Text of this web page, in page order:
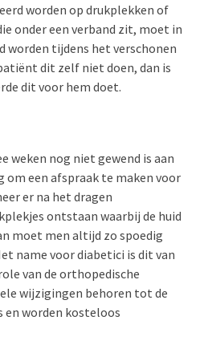
worden op drukplekken of
onder een verband zit, moet in
worden tijdens het verschonen
dit zelf niet doen, dan is
dit voor hem doet.
weken nog niet gewend is aan
om een afspraak te maken voor
er na het dragen
ontstaan waarbij de huid
moet men altijd zo spoedig
name voor diabetici is dit van
van de orthopedische
wijzigingen behoren tot de
worden kosteloos